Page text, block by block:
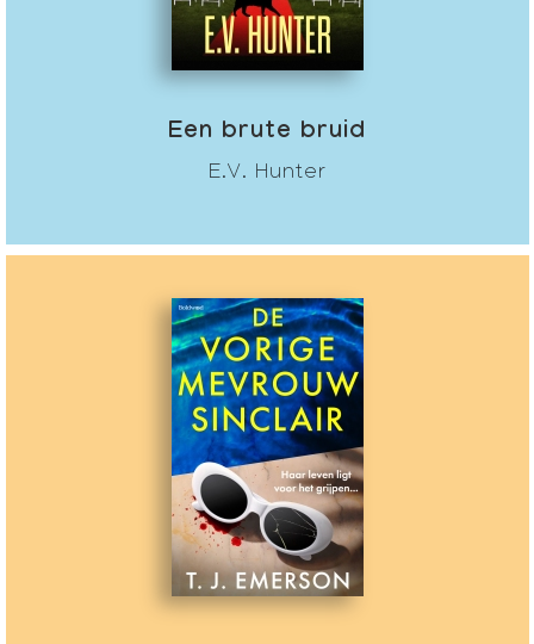
Een brute bruid
E.V. Hunter